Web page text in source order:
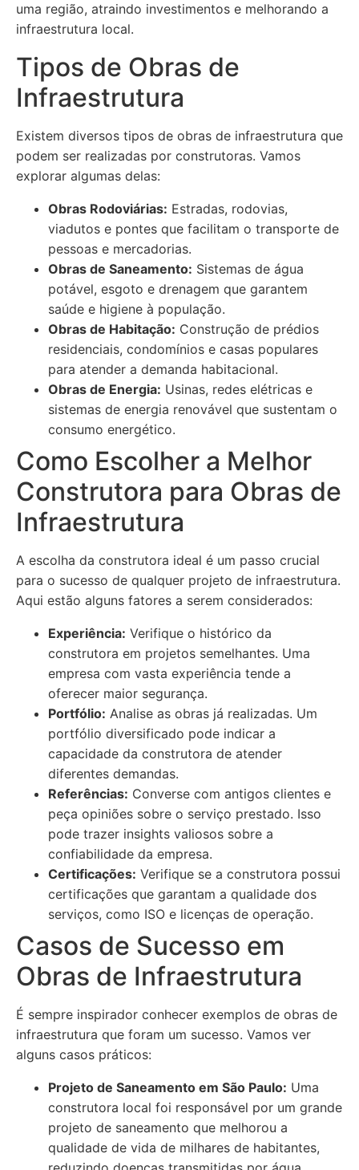
uma região, atraindo investimentos e melhorando a
infraestrutura local.
Tipos de Obras de
Infraestrutura
Existem diversos tipos de obras de infraestrutura que
podem ser realizadas por construtoras. Vamos
explorar algumas delas:
Obras Rodoviárias: Estradas, rodovias,
viadutos e pontes que facilitam o transporte de
pessoas e mercadorias.
Obras de Saneamento: Sistemas de água
potável, esgoto e drenagem que garantem
saúde e higiene à população.
Obras de Habitação: Construção de prédios
residenciais, condomínios e casas populares
para atender a demanda habitacional.
Obras de Energia: Usinas, redes elétricas e
sistemas de energia renovável que sustentam o
consumo energético.
Como Escolher a Melhor
Construtora para Obras de
Infraestrutura
A escolha da construtora ideal é um passo crucial
para o sucesso de qualquer projeto de infraestrutura.
Aqui estão alguns fatores a serem considerados:
Experiência: Verifique o histórico da
construtora em projetos semelhantes. Uma
empresa com vasta experiência tende a
oferecer maior segurança.
Portfólio: Analise as obras já realizadas. Um
portfólio diversificado pode indicar a
capacidade da construtora de atender
diferentes demandas.
Referências: Converse com antigos clientes e
peça opiniões sobre o serviço prestado. Isso
pode trazer insights valiosos sobre a
confiabilidade da empresa.
Certificações: Verifique se a construtora possui
certificações que garantam a qualidade dos
serviços, como ISO e licenças de operação.
Casos de Sucesso em
Obras de Infraestrutura
É sempre inspirador conhecer exemplos de obras de
infraestrutura que foram um sucesso. Vamos ver
alguns casos práticos:
Projeto de Saneamento em São Paulo: Uma
construtora local foi responsável por um grande
projeto de saneamento que melhorou a
qualidade de vida de milhares de habitantes,